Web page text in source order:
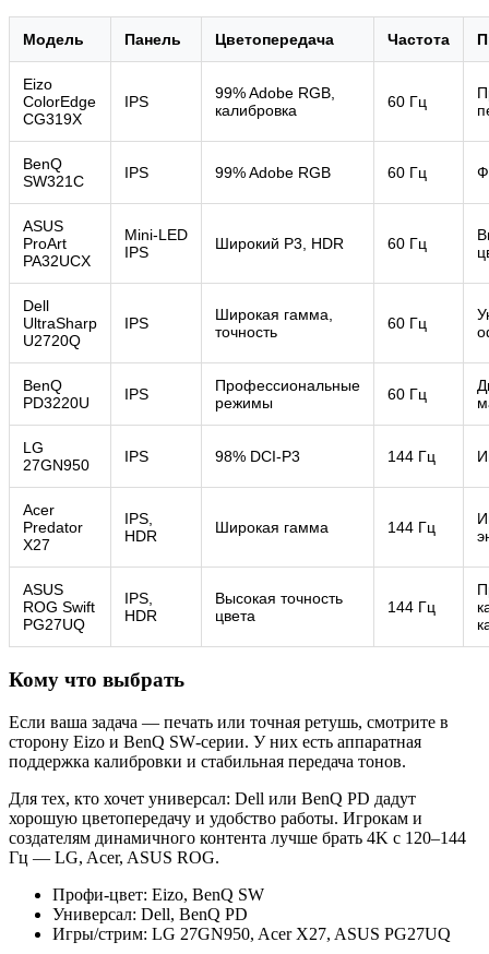
Модель Панель Цветопередача Частота
Eizo
ColorEdge
CG319X
IPS
99% Adobe RGB,
калибровка
60 Гц
BenQ
SW321C
IPS 99% Adobe RGB 60 Гц
ASUS
ProArt
PA32UCX
Mini‑LED
IPS
Широкий P3, HDR 60 Гц
Dell
UltraSharp
U2720Q
IPS
Широкая гамма,
точность
60 Гц
BenQ
PD3220U
IPS
Профессиональные
режимы
60 Гц
LG
27GN950
IPS 98% DCI‑P3 144 Гц
Acer
Predator
X27
IPS,
HDR
Широкая гамма 144 Гц
ASUS
ROG Swift
PG27UQ
IPS,
HDR
Высокая точность
цвета
144 Гц
Кому что выбрать
Если ваша задача — печать или точная ретушь, смотрите в
сторону Eizo и BenQ SW‑серии. У них есть аппаратная
поддержка калибровки и стабильная передача тонов.
Для тех, кто хочет универсал: Dell или BenQ PD дадут
хорошую цветопередачу и удобство работы. Игрокам и
создателям динамичного контента лучше брать 4K с 120–144
Гц — LG, Acer, ASUS ROG.
Профи‑цвет: Eizo, BenQ SW
Универсал: Dell, BenQ PD
Игры/стрим: LG 27GN950, Acer X27, ASUS PG27UQ